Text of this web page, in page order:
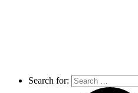
Search for: